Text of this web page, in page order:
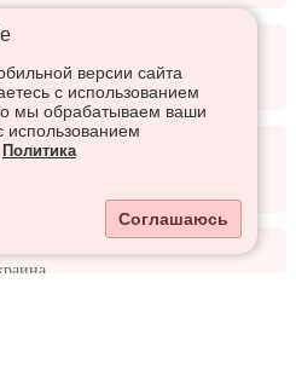
версии сайта
с использованием
мы обрабатываем ваши
Политика
Соглашаюсь